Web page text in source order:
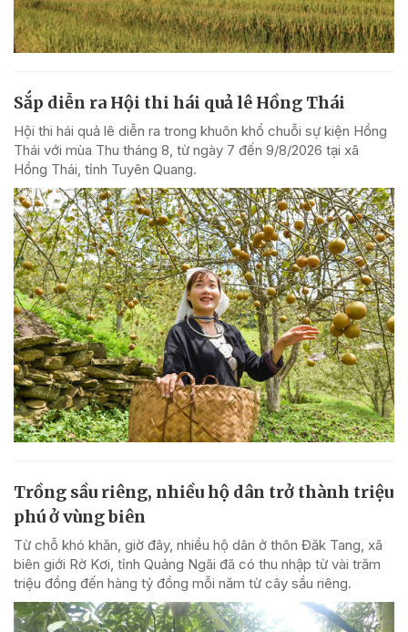
Sắp diễn ra Hội thi hái quả lê Hồng Thái
Hội thi hái quả lê diễn ra trong khuôn khổ chuỗi sự kiện Hồng
Thái với mùa Thu tháng 8, từ ngày 7 đến 9/8/2026 tại xã
Hồng Thái, tỉnh Tuyên Quang.
Trồng sầu riêng, nhiều hộ dân trở thành triệu
phú ở vùng biên
Từ chỗ khó khăn, giờ đây, nhiều hộ dân ở thôn Đăk Tang, xã
biên giới Rờ Kơi, tỉnh Quảng Ngãi đã có thu nhập từ vài trăm
triệu đồng đến hàng tỷ đồng mỗi năm từ cây sầu riêng.